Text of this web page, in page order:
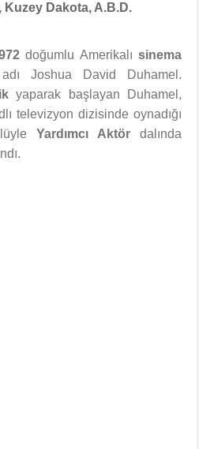
Kuzey Dakota, A.B.D.
doğumlu Amerikalısinema
Joshua David Duhamel.
yaparak başlayan Duhamel,
televizyon dizisinde oynadığı
Yardımcı Aktör dalında